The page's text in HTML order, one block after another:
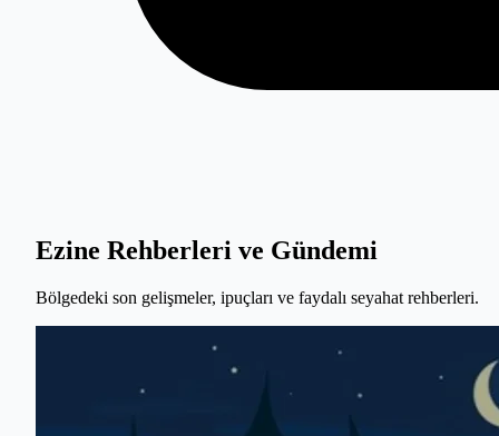
Ezine Rehberleri ve Gündemi
Bölgedeki son gelişmeler, ipuçları ve faydalı seyahat rehberleri.